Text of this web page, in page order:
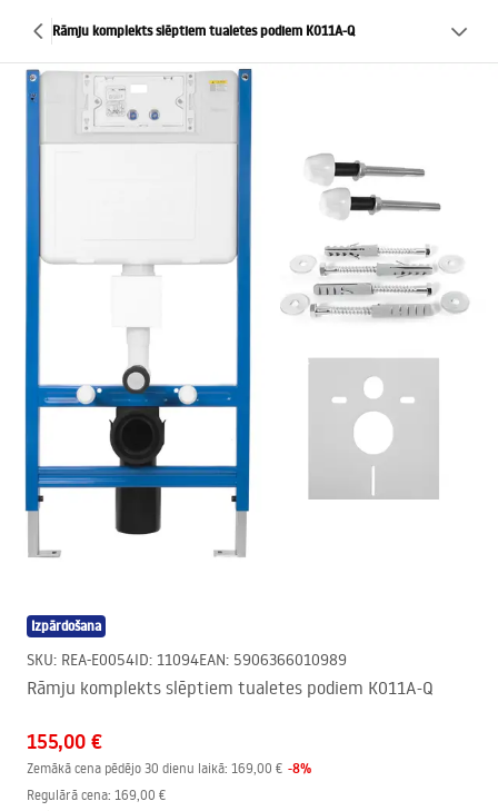
Rāmju komplekts slēptiem tualetes podiem K011A-Q
Izpārdošana
SKU: REA-E0054ID: 11094EAN: 5906366010989
Rāmju komplekts slēptiem tualetes podiem K011A-Q
155,00 €
Zemākā cena pēdējo 30 dienu laikā: 169,00 € -8%
Regulārā cena: 169,00 €